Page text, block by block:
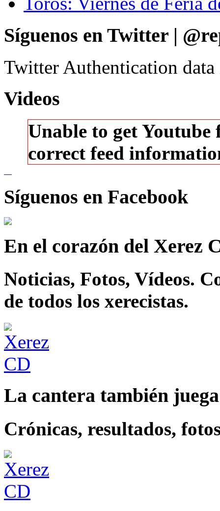
Síguenos en Twitter |
Twitter Authentication
Videos
Unable to get
correct feed
Síguenos en Facebook
En el corazón del Xerez
Noticias, Fotos, Vídeos.
de todos los xerecistas.
La cantera también juega
Crónicas, resultados,